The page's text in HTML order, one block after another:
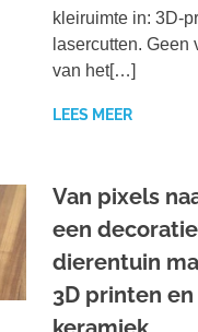
kleiruimte in: 3D-
lasercutten. Geen
van het[…]
LEES MEER
Van pixels
een
dierentuin
3D printen en